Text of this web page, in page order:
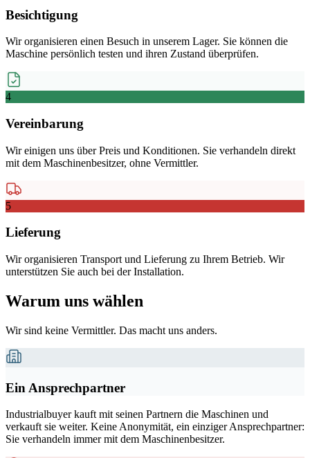
Besichtigung
Wir organisieren einen Besuch in unserem Lager. Sie können die
Maschine persönlich testen und ihren Zustand überprüfen.
4
Vereinbarung
Wir einigen uns über Preis und Konditionen. Sie verhandeln direkt
mit dem Maschinenbesitzer, ohne Vermittler.
5
Lieferung
Wir organisieren Transport und Lieferung zu Ihrem Betrieb. Wir
unterstützen Sie auch bei der Installation.
Warum uns wählen
Wir sind keine Vermittler. Das macht uns anders.
Ein Ansprechpartner
Industrialbuyer kauft mit seinen Partnern die Maschinen und
verkauft sie weiter. Keine Anonymität, ein einziger Ansprechpartner:
Sie verhandeln immer mit dem Maschinenbesitzer.